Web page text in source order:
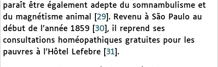
paraît être également adepte du somnambulisme et
du magnétisme animal
29 . Revenu à São Paulo au
début de l’année 1859
30 , il reprend ses
consultations homéopathiques gratuites pour les
pauvres à l’Hôtel Lefebre
31 .